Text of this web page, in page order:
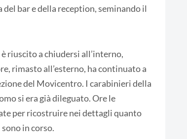
bar e della reception, seminando il
riuscito a chiudersi all’interno,
rimasto all’esterno, ha continuato a
del Movicentro. I carabinieri della
si era già dileguato. Ore le
per ricostruire nei dettagli quanto
in corso.